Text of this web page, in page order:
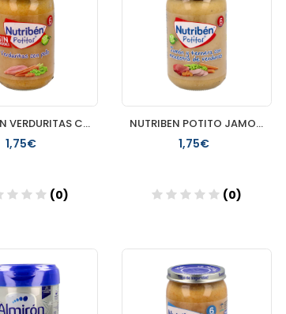
NUTRIBEN VERDURITAS CON POLLO 235G
1,75€
(0)
NUTRIBEN POTITO JAMON TERNERA VERDURAS 235G
1,75€
(0)